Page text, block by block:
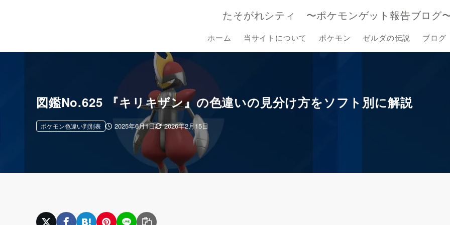
たそがれシティ 〜ポケモンゲット報告ブログ
ホーム 当サイトについて ポケモン ゼルダの伝説 ブログ
図鑑No.625 『キリキザン』の色違いの見分け方をソフト別に解説
2025年6月1日 2026年2月15日
ポケモン色違い判別表